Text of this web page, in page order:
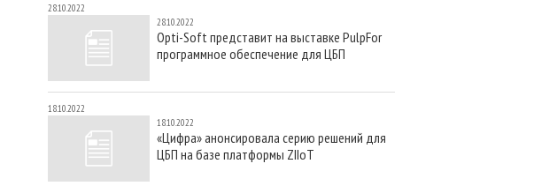
28.10.2022
28.10.2022
Opti-Soft представит на выставке PulpFor
программное обеспечение для ЦБП
18.10.2022
18.10.2022
«Цифра» анонсировала серию решений для
ЦБП на базе платформы ZIIoT